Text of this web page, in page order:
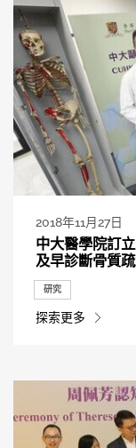
2018年11月27日
中大醫學院訂
及早診斷骨質
研究
探索更多